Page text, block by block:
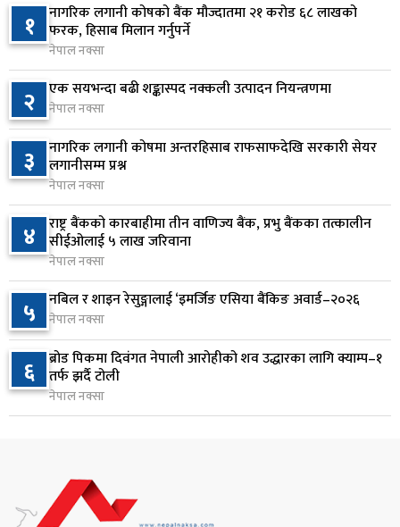
६
प्रतिनिधिसभा बैठक बस्दै , पाँच विधेयक र प्रतिवेदन
प्रस्तुत हुने
१ दिन अघि
७
आज बस्ने भनिएको राष्ट्रिय सभाको बैठक बुधबारका लागि
सर्‍यो
१ दिन अघि
८
वीरगञ्जमा ट्यांकरको सिल खोलेर तेल निकाल्ने सात जना
रंगेहात पक्राउ
१ दिन अघि
९
जन्मसिद्ध नागरिकता कडा बनाउने ट्रम्पको नयाँ प्रयास, दुई
कार्यकारी आदेश जारी
१० राप्रपाको निर्णय: बागमती प्रदेश सरकारमा सहभागी नहुने
१ दिन अघि
१ नागरिक लगानी कोषको बैंक मौज्दातमा २१ करोड ६८ लाखको
फरक, हिसाब मिलान गर्नुपर्ने
नेपाल नक्सा
२ एक सयभन्दा बढी शङ्कास्पद नक्कली उत्पादन नियन्त्रणमा
नेपाल नक्सा
३ नागरिक लगानी कोषमा अन्तरहिसाब राफसाफदेखि सरकारी सेयर
लगानीसम्म प्रश्न
नेपाल नक्सा
४ राष्ट्र बैंकको कारबाहीमा तीन वाणिज्य बैंक, प्रभु बैंकका तत्कालीन
सीईओलाई ५ लाख जरिवाना
नेपाल नक्सा
५ नबिल र शाइन रेसुङ्गालाई ‘इमर्जिङ एसिया बैंकिङ अवार्ड–२०२६
नेपाल नक्सा
६ ब्रोड पिकमा दिवंगत नेपाली आरोहीको शव उद्धारका लागि क्याम्प–१
तर्फ झर्दै टोली
नेपाल नक्सा